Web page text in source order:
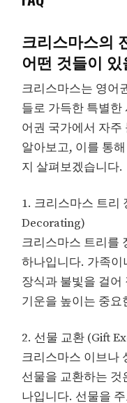
크리스마스의
어떤 것들이 있
크리스마스는 영어
들로 가득한 특별한
어권 국가에서 자주
알아보고, 이를 통
지 살펴보겠습니다.
1. 크리스마스 트리
Decorating)
크리스마스 트리를
하나입니다. 가족
장식과 불빛을 걸어
기운을 높이는 중요
2. 선물 교환 (Gift
크리스마스 이브나
선물을 교환하는
나입니다. 선물을